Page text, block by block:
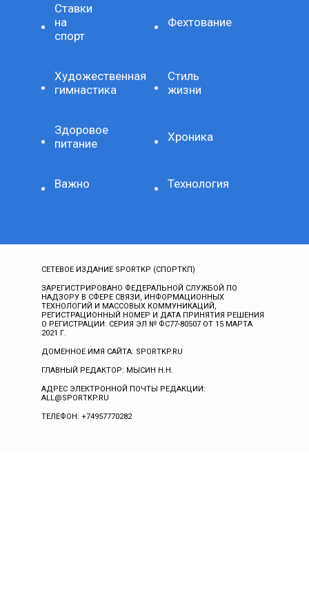
Ставки
на
спорт
Фехтование
Художественная
гимнастика
Стиль
жизни
Здоровое
питание
Хроника
Важно Технология
СЕТЕВОЕ ИЗДАНИЕ SPORTKP (СПОРТКП)
ЗАРЕГИСТРИРОВАНО ФЕДЕРАЛЬНОЙ СЛУЖБОЙ ПО
НАДЗОРУ В СФЕРЕ СВЯЗИ, ИНФОРМАЦИОННЫХ
ТЕХНОЛОГИЙ И МАССОВЫХ КОММУНИКАЦИЙ,
РЕГИСТРАЦИОННЫЙ НОМЕР И ДАТА ПРИНЯТИЯ РЕШЕНИЯ
О РЕГИСТРАЦИИ: СЕРИЯ ЭЛ № ФС77-80507 ОТ 15 МАРТА
2021 Г.
ДОМЕННОЕ ИМЯ САЙТА: SPORTKP.RU
ГЛАВНЫЙ РЕДАКТОР: МЫСИН Н.Н.
АДРЕС ЭЛЕКТРОННОЙ ПОЧТЫ РЕДАКЦИИ:
ALL@SPORTKP.RU
ТЕЛЕФОН: +74957770282